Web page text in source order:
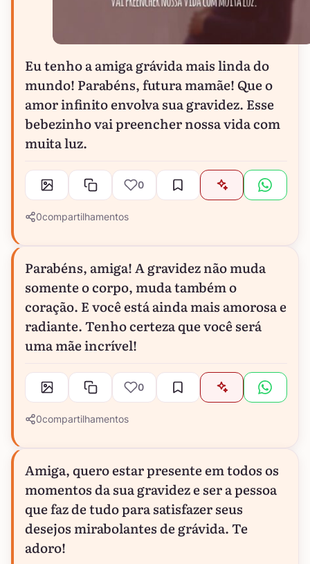
Eu tenho a amiga grávida mais linda do
mundo! Parabéns, futura mamãe! Que o
amor infinito envolva sua gravidez. Esse
bebezinho vai preencher nossa vida com
muita luz.
0
0compartilhamentos
Parabéns, amiga! A gravidez não muda
somente o corpo, muda também o
coração. E você está ainda mais amorosa e
radiante. Tenho certeza que você será
uma mãe incrível!
0
0compartilhamentos
Amiga, quero estar presente em todos os
momentos da sua gravidez e ser a pessoa
que faz de tudo para satisfazer seus
desejos mirabolantes de grávida. Te
adoro!